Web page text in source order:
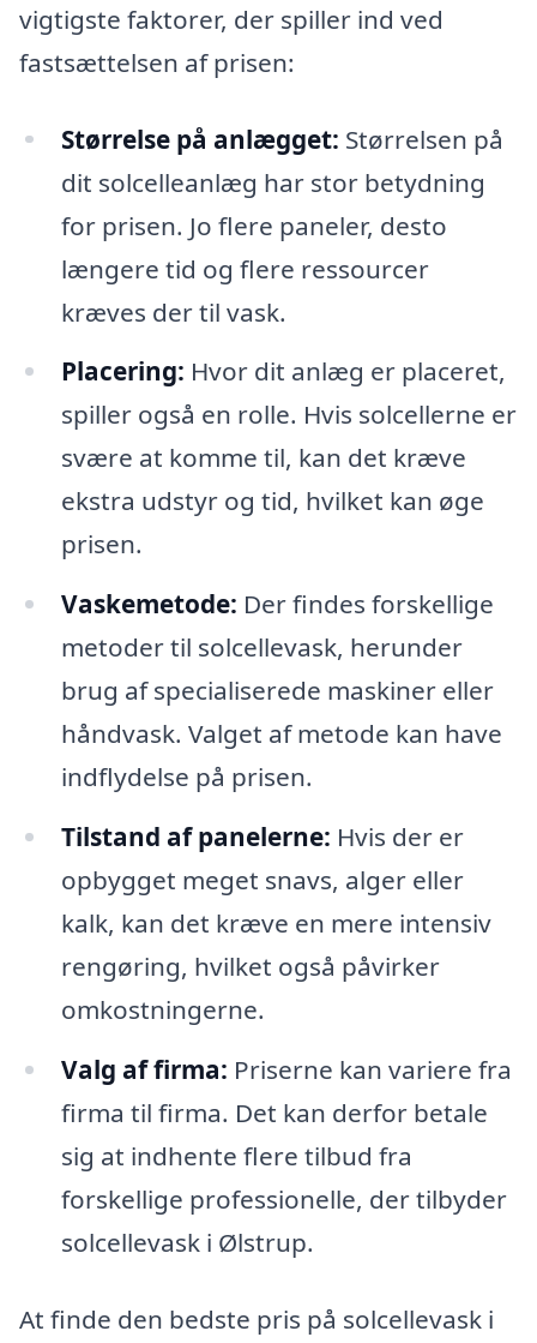
vigtigste faktorer, der spiller ind ved
fastsættelsen af prisen:
Størrelse på anlægget: Størrelsen på
dit solcelleanlæg har stor betydning
for prisen. Jo flere paneler, desto
længere tid og flere ressourcer
kræves der til vask.
Placering: Hvor dit anlæg er placeret,
spiller også en rolle. Hvis solcellerne er
svære at komme til, kan det kræve
ekstra udstyr og tid, hvilket kan øge
prisen.
Vaskemetode: Der findes forskellige
metoder til solcellevask, herunder
brug af specialiserede maskiner eller
håndvask. Valget af metode kan have
indflydelse på prisen.
Tilstand af panelerne: Hvis der er
opbygget meget snavs, alger eller
kalk, kan det kræve en mere intensiv
rengøring, hvilket også påvirker
omkostningerne.
Valg af firma: Priserne kan variere fra
firma til firma. Det kan derfor betale
sig at indhente flere tilbud fra
forskellige professionelle, der tilbyder
solcellevask i Ølstrup.
At finde den bedste pris på solcellevask i